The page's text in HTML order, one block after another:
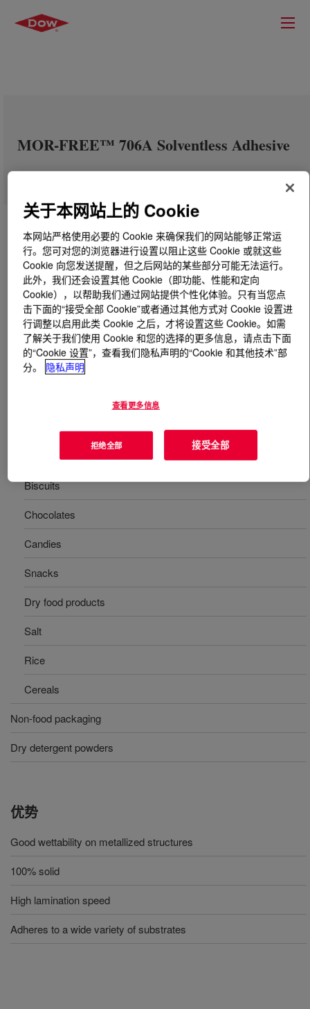
MOR-FREE™ 706A Solventless Adhesive
什么是MOR-FREE™ 706A Solventless Adhesive ?
一种用于复合BOPP、CPP、金属化薄膜、尼龙、铝、聚
Biscuits
Chocolates
Candies
Snacks
Dry food products
Salt
Rice
Cereals
Non-food packaging
Dry detergent powders
优势
Good wettability on metallized structures
100% solid
High lamination speed
Adheres to a wide variety of substrates
关于本网站上的 Cookie
本网站严格使用必要的 Cookie 来确保我们的网站能够正常运
行。您可对您的浏览器进行设置以阻止这些 Cookie 或就这些
Cookie 向您发送提醒，但之后网站的某些部分可能无法运行。
此外，我们还会设置其他 Cookie（即功能、性能和定向
Cookie），以帮助我们通过网站提供个性化体验。只有当您点
击下面的“接受全部 Cookie”或者通过其他方式对 Cookie 设置进
行调整以启用此类 Cookie 之后，才将设置这些 Cookie。如需
了解关于我们使用 Cookie 和您的选择的更多信息，请点击下面
的“Cookie 设置”，查看我们隐私声明的“Cookie 和其他技术”部
分。
隐私声明
查看更多信息
拒绝全部 接受全部